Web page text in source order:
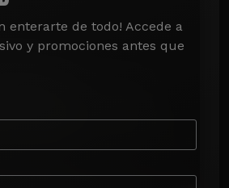
enterarte de todo! Accede a
y promociones antes que